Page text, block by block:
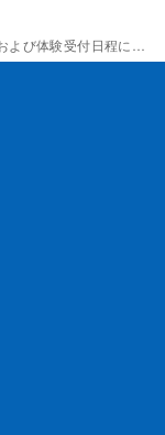
体験受付日程について